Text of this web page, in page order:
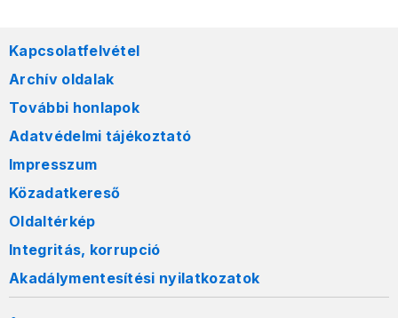
Kapcsolatfelvétel
Archív oldalak
További honlapok
Adatvédelmi tájékoztató
Impresszum
Közadatkereső
Oldaltérkép
Integritás, korrupció
Akadálymentesítési nyilatkozatok